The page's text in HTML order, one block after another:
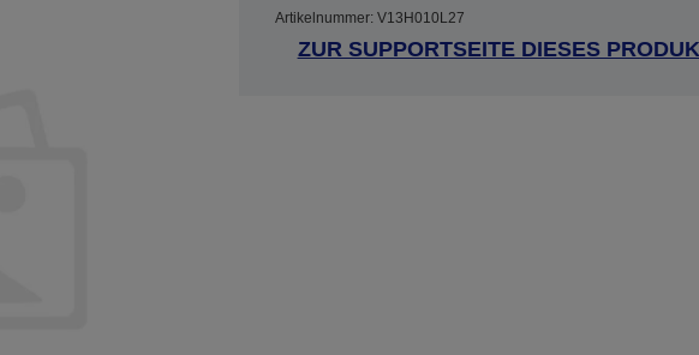
Artikelnummer: V13H010L27
ZUR SUPPORTSEITE DIESES